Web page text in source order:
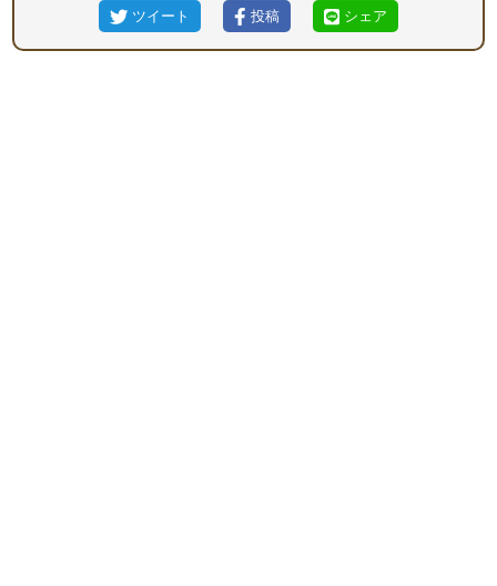
ツイート 投稿 シェア